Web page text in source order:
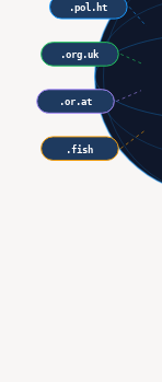
.pol.ht
.org.uk
.or.at
.fish